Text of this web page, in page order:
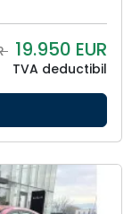
19.950 EUR
TVA deductibil